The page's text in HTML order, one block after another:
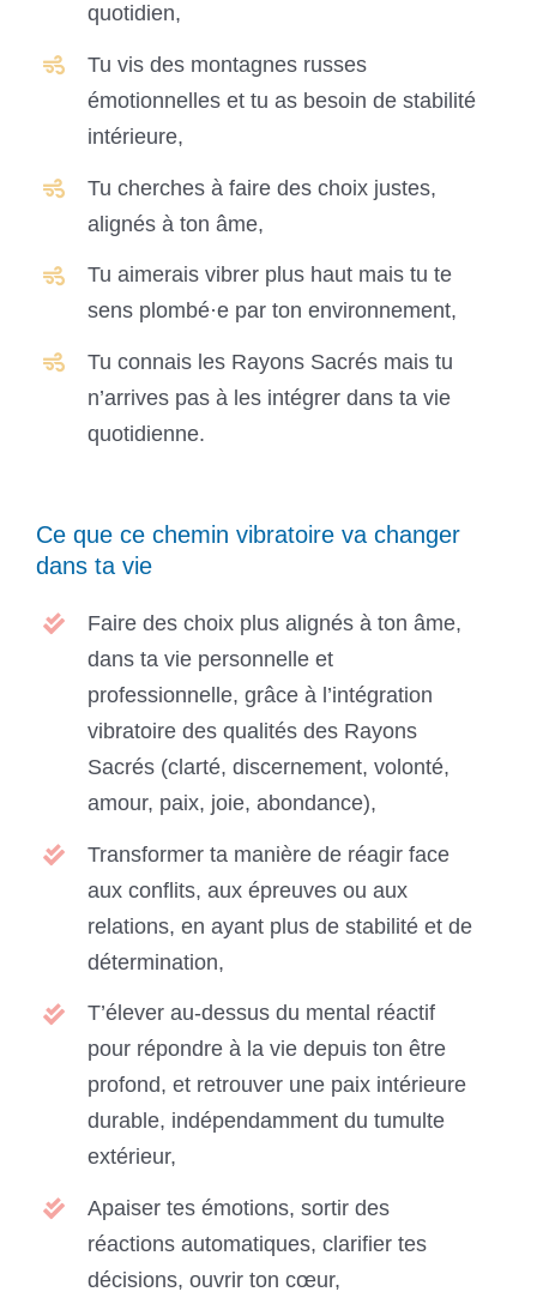
quotidien,
Tu vis des montagnes russes
émotionnelles et tu as besoin de stabilité
intérieure,
Tu cherches à faire des choix justes,
alignés à ton âme,
Tu aimerais vibrer plus haut mais tu te
sens plombé·e par ton environnement,
Tu connais les Rayons Sacrés mais tu
n’arrives pas à les intégrer dans ta vie
quotidienne.
Ce que ce chemin vibratoire va changer
dans ta vie
Faire des choix plus alignés à ton âme,
dans ta vie personnelle et
professionnelle, grâce à l’intégration
vibratoire des qualités des Rayons
Sacrés (clarté, discernement, volonté,
amour, paix, joie, abondance),
Transformer ta manière de réagir face
aux conflits, aux épreuves ou aux
relations, en ayant plus de stabilité et de
détermination,
T’élever au-dessus du mental réactif
pour répondre à la vie depuis ton être
profond, et retrouver une paix intérieure
durable, indépendamment du tumulte
extérieur,
Apaiser tes émotions, sortir des
réactions automatiques, clarifier tes
décisions, ouvrir ton cœur,